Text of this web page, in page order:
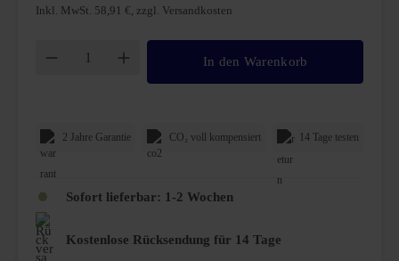
2 Jahre Garantie CO₂ voll kompensiert 14 Tage testen
Sofort lieferbar: 1-2 Wochen
Kostenlose Rücksendung für 14 Tage
Inkl. MwSt. 58,91 €, zzgl. Versandkosten
Produkt Anzahl: Gib den gewünschten
In den Warenkorb